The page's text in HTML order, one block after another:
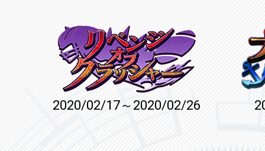
2020/02/17～2020/02/26